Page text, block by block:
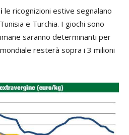
le ricognizioni estive segnalano
e Turchia. I giochi sono
saranno determinanti per
resterà sopra i 3 milioni